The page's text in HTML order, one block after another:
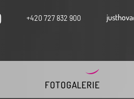
+420 727 832 900
FOTOGALERIE